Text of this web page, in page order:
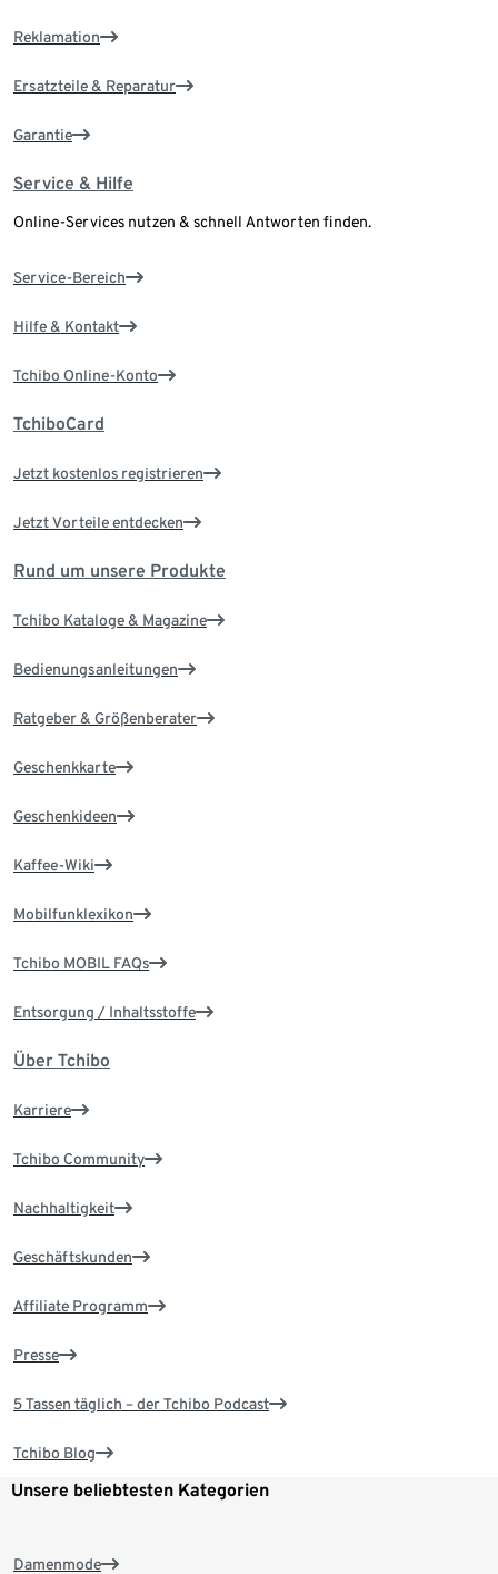
Reklamation
Ersatzteile & Reparatur
Garantie
Service & Hilfe
Online-Services nutzen & schnell Antworten finden.
Service-Bereich
Hilfe & Kontakt
Tchibo Online-Konto
TchiboCard
Jetzt kostenlos registrieren
Jetzt Vorteile entdecken
Rund um unsere Produkte
Tchibo Kataloge & Magazine
Bedienungsanleitungen
Ratgeber & Größenberater
Geschenkkarte
Geschenkideen
Kaffee-Wiki
Mobilfunklexikon
Tchibo MOBIL FAQs
Entsorgung / Inhaltsstoffe
Über Tchibo
Karriere
Tchibo Community
Nachhaltigkeit
Geschäftskunden
Affiliate Programm
Presse
5 Tassen täglich – der Tchibo Podcast
Tchibo Blog
Unsere beliebtesten Kategorien
Damenmode